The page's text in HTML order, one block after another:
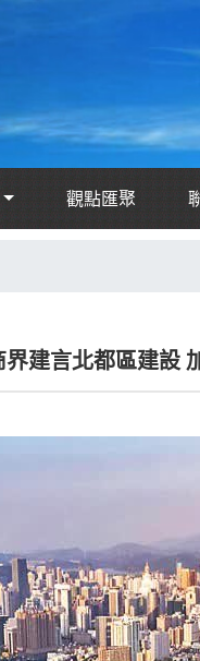
觀點匯聚
界建言北都區建設